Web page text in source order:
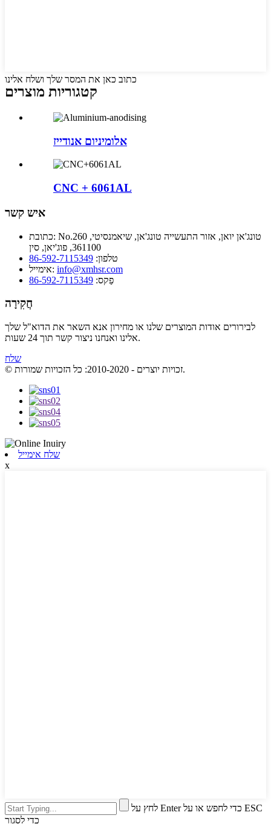
כתוב כאן את המסר שלך ושלח אלינו
קטגוריות מוצרים
אלומיניום אנודייז
CNC + 6061AL
איש קשר
כתובת: No.260 טונג'אן יואן, אזור התעשייה טונג'אן, שיאמנסיטי,
361100, פוג'יאן, סין
טלפון: 86-592-7115349
אימייל: info@xmhsr.com
פַקס: 86-592-7115349
חֲקִירָה
לבירורים אודות המוצרים שלנו או מחירון אנא השאר את הדוא"ל שלך
אלינו ואנחנו ניצור קשר תוך 24 שעות.
שלח
© זכויות יוצרים - 2010-2020: כל הזכויות שמורות.
שלח אימייל
x
לחץ על Enter כדי לחפש או על ESC
כדי לסגור